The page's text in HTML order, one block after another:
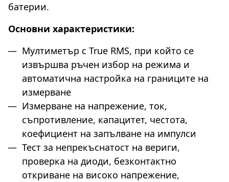
батерии.
Основни характеристики:
Мултиметър с True RMS, при който се
извършва ръчен избор на режима и
автоматична настройка на границите на
измерване
Измерване на напрежение, ток,
съпротивление, капацитет, честота,
коефициент на запълване на импулси
Тест за непрекъснатост на вериги,
проверка на диоди, безконтактно
откриване на високо напрежение,